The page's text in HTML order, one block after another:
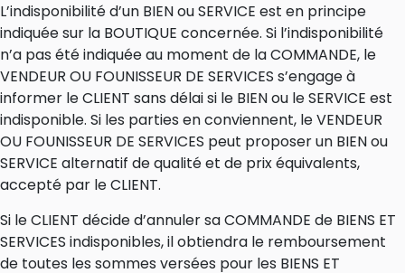
L’indisponibilité d’un BIEN ou SERVICE est en principe
indiquée sur la BOUTIQUE concernée. Si l’indisponibilité
n’a pas été indiquée au moment de la COMMANDE, le
VENDEUR OU FOUNISSEUR DE SERVICES s’engage à
informer le CLIENT sans délai si le BIEN ou le SERVICE est
indisponible. Si les parties en conviennent, le VENDEUR
OU FOUNISSEUR DE SERVICES peut proposer un BIEN ou
SERVICE alternatif de qualité et de prix équivalents,
accepté par le CLIENT.
Si le CLIENT décide d’annuler sa COMMANDE de BIENS ET
SERVICES indisponibles, il obtiendra le remboursement
de toutes les sommes versées pour les BIENS ET